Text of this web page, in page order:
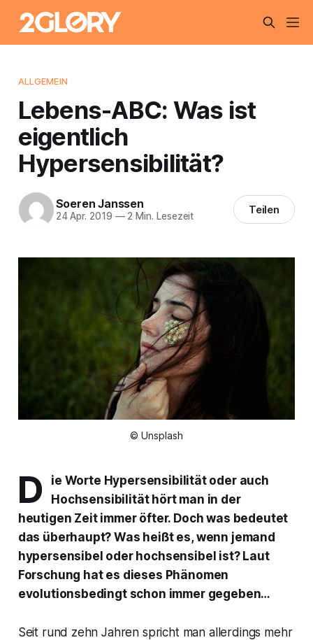
ALLGEMEIN
Lebens-ABC: Was ist
eigentlich
Hypersensibilität?
Soeren Janssen
24 Apr. 2019 —2 Min. Lesezeit Teilen
© Unsplash
D
ie Worte Hypersensibilität oder auch
Hochsensibilität hört man in der
heutigen Zeit immer öfter. Doch was bedeutet
das überhaupt? Was heißt es, wenn jemand
hypersensibel oder hochsensibel ist? Laut
Forschung hat es dieses Phänomen
evolutionsbedingt schon immer gegeben…
Seit rund zehn Jahren spricht man allerdings mehr